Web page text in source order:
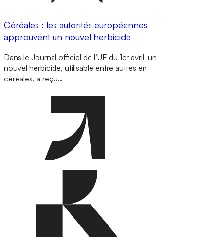
Céréales : les autorités européennes
approuvent un nouvel herbicide
Dans le Journal officiel de l’UE du 1er avril, un
nouvel herbicide, utilisable entre autres en
céréales, a reçu…